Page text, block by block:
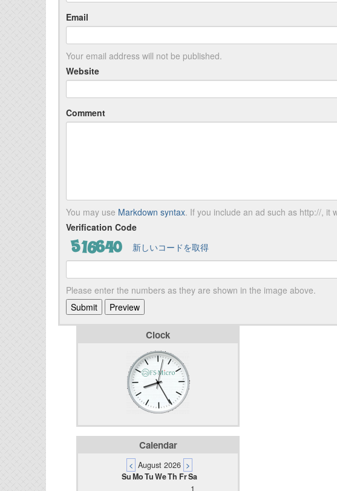
Email
Your email address will not be published.
Website
Comment
You may use Markdown syntax. If you include an ad such as http://, it
Verification Code
新しいコードを取得
Please enter the numbers as they are shown in the image above.
Clock
Calendar
< August 2026 >
SuMoTuWeTh FrSa
1